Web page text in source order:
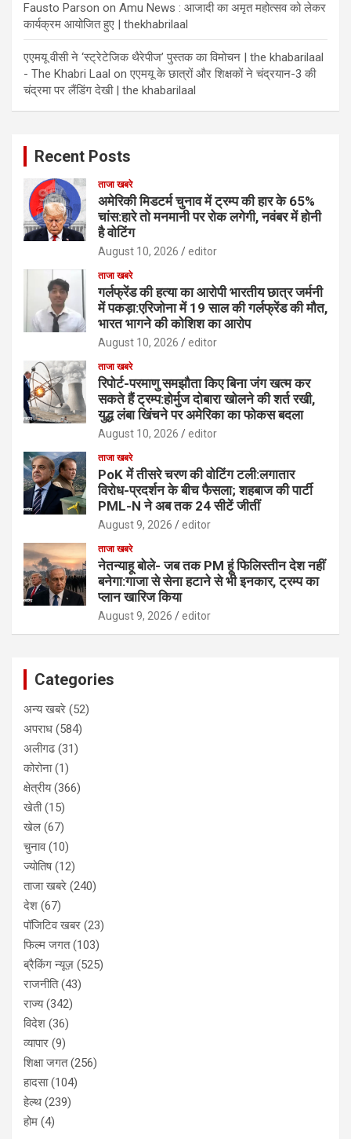
Fausto Parson on Amu News : आजादी का अमृत महोत्सव को लेकर
कार्यक्रम आयोजित हुए | thekhabrilaal
एएमयू वीसी ने ‘स्ट्रेटेजिक थैरेपीज’ पुस्तक का विमोचन | the khabarilaal
- The Khabri Laal onएएमयू के छात्रों और शिक्षकों ने चंद्रयान-3 की
चंद्रमा पर लैंडिंग देखी | the khabarilaal
Recent Posts
ताजा खबरे
अमेरिकी मिडटर्म चुनाव में ट्रम्प की हार के 65%
चांस:हारे तो मनमानी पर रोक लगेगी, नवंबर में होनी
है वोटिंग
August 10, 2026 editor
ताजा खबरे
गर्लफ्रेंड की हत्या का आरोपी भारतीय छात्र जर्मनी
में पकड़ा:एरिजोना में 19 साल की गर्लफ्रेंड की मौत,
भारत भागने की कोशिश का आरोप
August 10, 2026 editor
ताजा खबरे
रिपोर्ट-परमाणु समझौता किए बिना जंग खत्म कर
सकते हैं ट्रम्प:होर्मुज दोबारा खोलने की शर्त रखी,
युद्ध लंबा खिंचने पर अमेरिका का फोकस बदला
August 10, 2026 editor
ताजा खबरे
PoK में तीसरे चरण की वोटिंग टली:लगातार
विरोध-प्रदर्शन के बीच फैसला; शहबाज की पार्टी
PML-N ने अब तक 24 सीटें जीतीं
August 9, 2026 editor
ताजा खबरे
नेतन्याहू बोले- जब तक PM हूं फिलिस्तीन देश नहीं
बनेगा:गाजा से सेना हटाने से भी इनकार, ट्रम्प का
प्लान खारिज किया
August 9, 2026 editor
Categories
अन्य खबरे (52)
अपराध (584)
अलीगढ(31)
कोरोना(1)
क्षेत्रीय(366)
खेती(15)
खेल (67)
चुनाव(10)
ज्योतिष(12)
ताजा खबरे (240)
देश (67)
पॉजिटिव खबर (23)
फिल्म जगत(103)
ब्रैकिंग न्यूज़ (525)
राजनीति(43)
राज्य(342)
विदेश (36)
व्यापार (9)
शिक्षा जगत(256)
हादसा(104)
हेल्थ (239)
होम (4)